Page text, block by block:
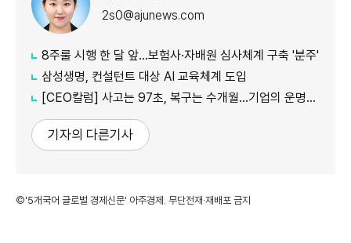
2s0@ajunews.com
8주룰 시행 한 달 앞…보험사·자배원 심사체계 구축 '분주'
삼성생명, 컨설턴트 대상 AI 교육체계 도입
[CEO칼럼] 사고는 97초, 복구는 수개월…기업의 운명을 가르는 사전 준비
기자의 다른기사
©'5개국어 글로벌 경제신문' 아주경제. 무단전재·재배포 금지